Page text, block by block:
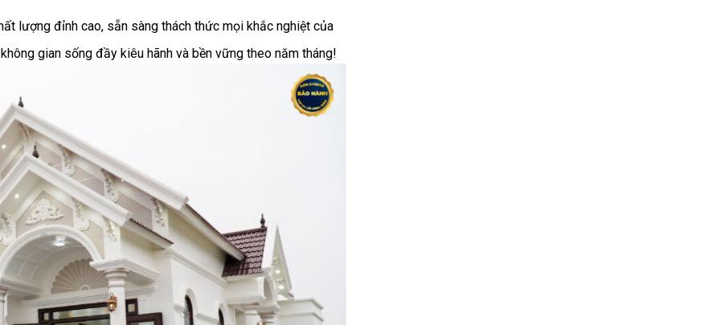
lượng đỉnh cao, sẵn sàng thách thức mọi khắc nghiệt của
gian sống đầy kiêu hãnh và bền vững theo năm tháng!